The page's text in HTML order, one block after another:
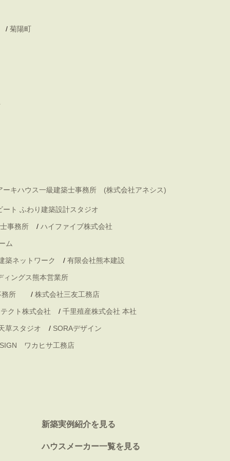
/ 菊陽町
ーキハウス一級建築士事務所 (株式会社アネシス)
ート ふわり建築設計スタジオ
事務所 / ハイファイブ株式会社
ム
築ネットワーク / 有限会社熊本建設
ィングス熊本営業所
務所 / 株式会社三友工務店
クト株式会社 / 千里殖産株式会社 本社
草スタジオ / SORAデザイン
ワカヒサ工務店
新築実例紹介を見る
ハウスメーカー一覧を見る